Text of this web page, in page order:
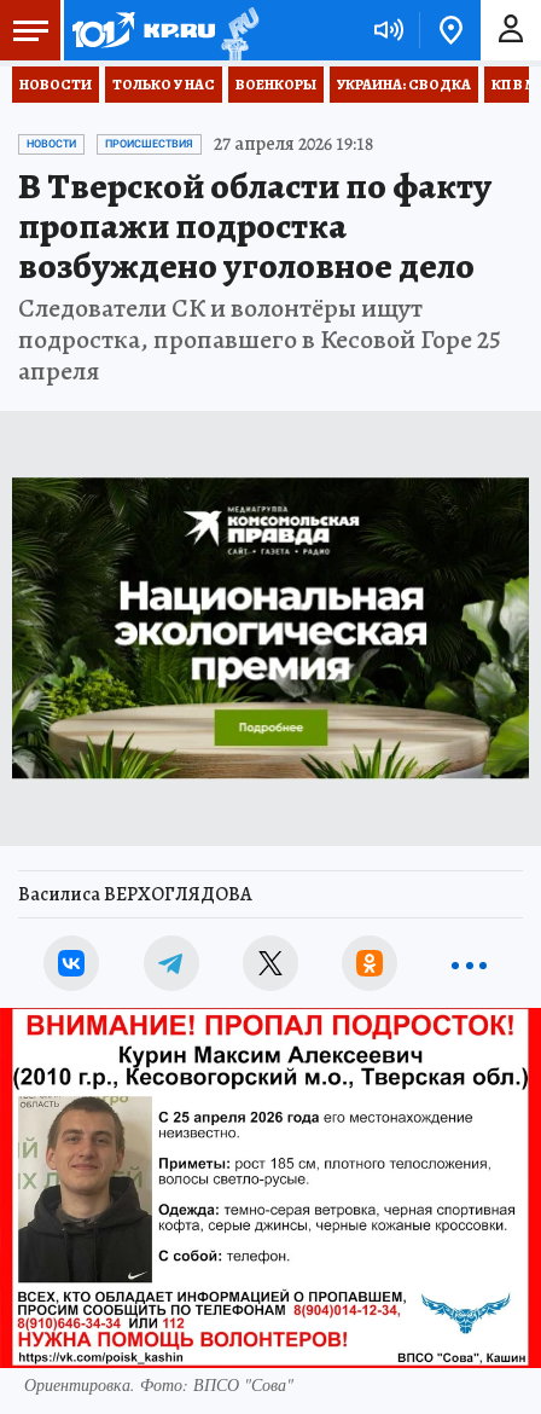
НОВОСТИ ТОЛЬКО У НАС ВОЕНКОРЫ УКРАИНА: СВОДКА КП В
НОВОСТИ ПРОИСШЕСТВИЯ 27 апреля 2026 19:18
В Тверской области по факту
пропажи подростка
возбуждено уголовное дело
Следователи СК и волонтёры ищут
подростка, пропавшего в Кесовой Горе 25
апреля
Василиса ВЕРХОГЛЯДОВА
Ориентировка. Фото: ВПСО "Сова"